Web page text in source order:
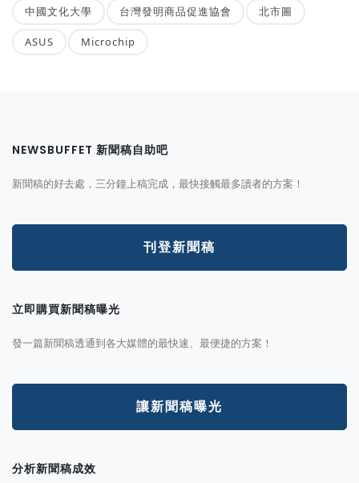
中國文化大學 台灣發明商品促進協會 北市圖
ASUS Microchip
NEWSBUFFET 新聞稿自助吧
新聞稿的好去處，三分鐘上稿完成，最快接觸最多讀者的方案！
刊登新聞稿
立即購買新聞稿曝光
發一篇新聞稿透通到各大媒體的最快速、最便捷的方案！
讓新聞稿曝光
分析新聞稿成效